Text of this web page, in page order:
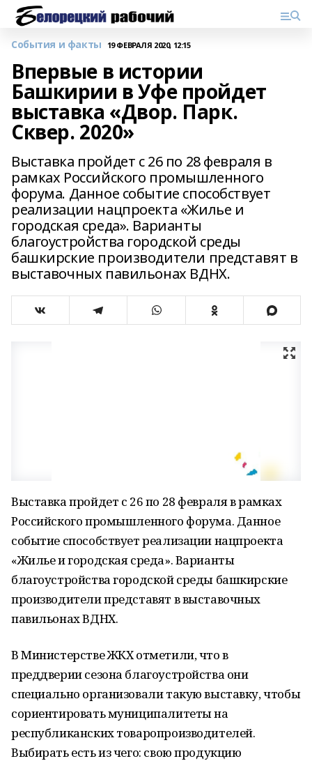
События и факты 19 ФЕВРАЛЯ 2020, 12:15
Впервые в истории
Башкирии в Уфе пройдет
выставка «Двор. Парк.
Сквер. 2020»
Выставка пройдет с 26 по 28 февраля в
рамках Российского промышленного
форума. Данное событие способствует
реализации нацпроекта «Жилье и
городская среда». Варианты
благоустройства городской среды
башкирские производители представят в
выставочных павильонах ВДНХ.
Выставка пройдет с 26 по 28 февраля в рамках
Российского промышленного форума. Данное
событие способствует реализации нацпроекта
«Жилье и городская среда». Варианты
благоустройства городской среды башкирские
производители представят в выставочных
павильонах ВДНХ.
В Министерстве ЖКХ отметили, что в
преддверии сезона благоустройства они
специально организовали такую выставку, чтобы
сориентировать муниципалитеты на
республиканских товаропроизводителей.
Выбирать есть из чего: свою продукцию